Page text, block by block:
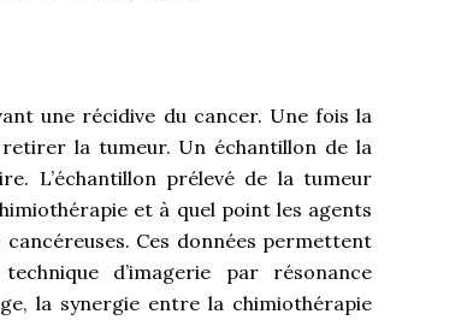
une récidive du cancer. Une fois la
la tumeur. Un échantillon de la
L’échantillon prélevé de la tumeur
et à quel point les agents
Ces données permettent
d’imagerie par résonance
la synergie entre la chimiothérapie